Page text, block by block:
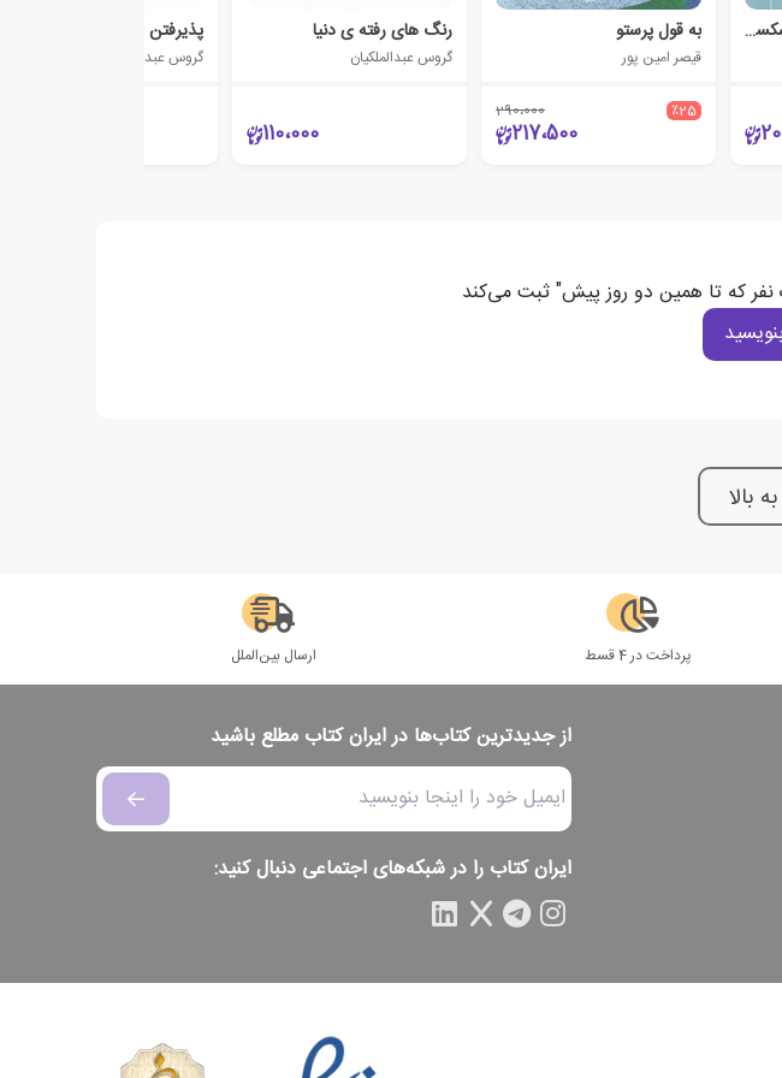
آواز عاشقانه ی ما در گلو شکست به قول پرستو
قیصر امین پور
٪25 290،000
217،500
رنگ های رفته ی دنیا
گروس عبدالملکیان
110،000
پذیرفتن
گروس عبدالملکیان
نفر که تا همین دو روز پیش" ثبت می‌کند
بالا
پرداخت در 4 قسط ارسال بین‌الملل
از جدیدترین کتاب‌ها در ایران کتاب مطلع باشید
ایران کتاب را در شبکه‌های اجتماعی دنبال کنید: